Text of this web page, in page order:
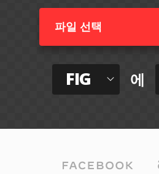
파일 선택
FIG 에